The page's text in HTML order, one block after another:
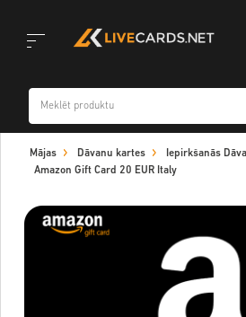
navigation
Mājas Dāvanu kartes Iepirkšanās
Amazon Gift Card 20 EUR Italy